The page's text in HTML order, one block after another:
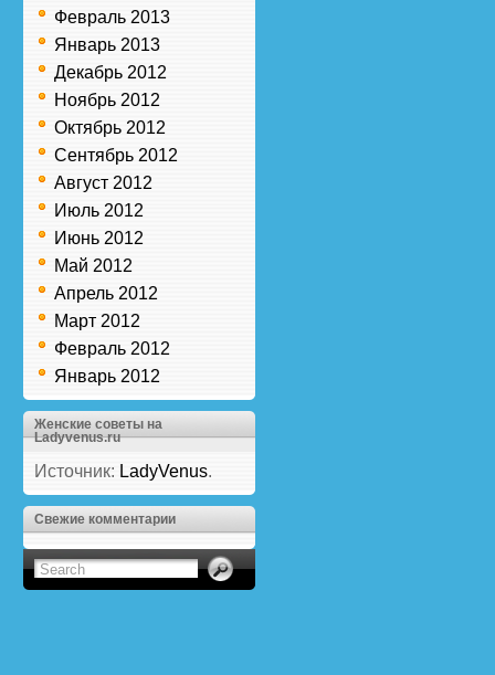
Февраль 2013
Январь 2013
Декабрь 2012
Ноябрь 2012
Октябрь 2012
Сентябрь 2012
Август 2012
Июль 2012
Июнь 2012
Май 2012
Апрель 2012
Март 2012
Февраль 2012
Январь 2012
Женские советы на
Ladyvenus.ru
Источник: LadyVenus.
Свежие комментарии